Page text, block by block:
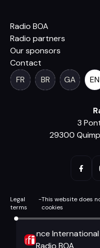
Radio BOA
Radio partners
Our sponsors
Contact
FR
BR GA EN
3
29300
Legal
terms
-This website does
cookies
France International
Radio BOA